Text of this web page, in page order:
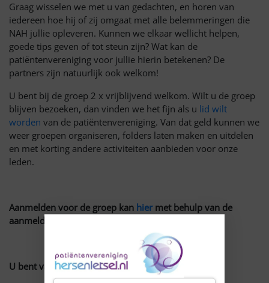
Graag wisselen we met u van gedachten, en horen van
iedereen hoe hij of zij omgaat met alle belemmeringen die
NAH jullie opleveren. Kunnen we elkaar wellicht helpen,
goede tips geven of tot steun zijn? Wat kan de
patiëntenvereniging voor jullie hierin betekenen? De
partners zijn natuurlijk ook welkom!
U bent bij de groep 2 x vrijblijvend welkom. Wilt u de groep
blijven bezoeken, dan vinden we het fijn als u lid wilt
worden van de patiëntenvereniging. Van dat geld kunnen we
weer groepen organiseren, folders laten maken en uitdelen
en met korting andere activiteiten aanbieden voor onze
leden.
Aanmelden voor de groep kan hiermet behulp van de
aanmeldknop.
U bent van harte welkom!